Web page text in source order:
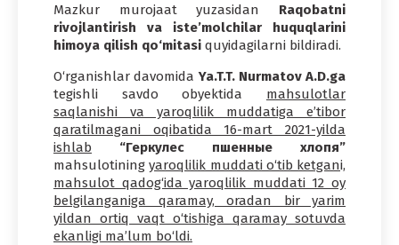
Mazkur murojaat yuzasidan Raqobatni
rivojlantirish va iste’molchilar huquqlarini
himoya qilish qo‘mitasi quyidagilarni bildiradi.
O‘rganishlar davomida Ya.T.T. Nurmatov A.D.ga
tegishli savdo obyektida mahsulotlar
saqlanishi va yaroqlilik muddatiga e’tibor
qaratilmagani oqibatida 16-mart 2021-yilda
ishlab “Геркулес пшенные хлопя”
mahsulotiningyaroqlilik muddati o‘tib ketgani,
mahsulot qadog‘ida yaroqlilik muddati 12 oy
belgilanganiga qaramay, oradan bir yarim
yildan ortiq vaqt o‘tishiga qaramay sotuvda
ekanligi ma’lum bo‘ldi.